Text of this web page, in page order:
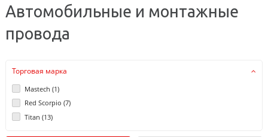
Автомобильные и монтажные
провода
Торговая марка
Mastech (1)
Red Scorpio (7)
Titan (13)